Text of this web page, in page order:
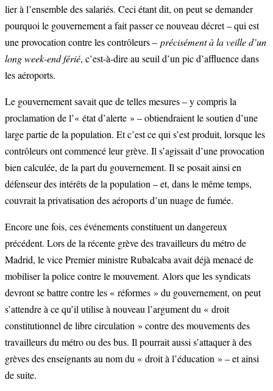
lier à l’ensemble des salariés. Ceci étant dit, on peut se demander
pourquoi le gouvernement a fait passer ce nouveau décret – qui est
une provocation contre les contrôleurs – précisément à la veille d’un
long week-end férié, c’est-à-dire au seuil d’un pic d’affluence dans
les aéroports.
Le gouvernement savait que de telles mesures – y compris la
proclamation de l’« état d’alerte » – obtiendraient le soutien d’une
large partie de la population. Et c’est ce qui s’est produit, lorsque les
contrôleurs ont commencé leur grève. Il s’agissait d’une provocation
bien calculée, de la part du gouvernement. Il se posait ainsi en
défenseur des intérêts de la population – et, dans le même temps,
couvrait la privatisation des aéroports d’un nuage de fumée.
Encore une fois, ces événements constituent un dangereux
précédent. Lors de la récente grève des travailleurs du métro de
Madrid, le vice Premier ministre Rubalcaba avait déjà menacé de
mobiliser la police contre le mouvement. Alors que les syndicats
devront se battre contre les « réformes » du gouvernement, on peut
s’attendre à ce qu’il utilise à nouveau l’argument du « droit
constitutionnel de libre circulation » contre des mouvements des
travailleurs du métro ou des bus. Il pourrait aussi s’attaquer à des
grèves des enseignants au nom du « droit à l’éducation » – et ainsi
de suite.